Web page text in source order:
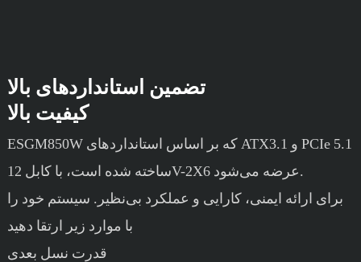
تضمین استانداردهای بالا
کیفیت بالا
ESGM850W که بر اساس استانداردهای ATX3.1 و PCIe 5.1
ساخته شده است، با کابل 12V-2X6 عرضه می‌شود.
برای ارائه ایمنی، کارایی و عملکرد بی‌نظیر. سیستم خود را
با موارد زیر ارتقا دهید
قدرت نسل بعدی